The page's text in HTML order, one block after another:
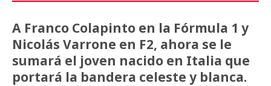
A Franco Colapinto en la Fórmula 1 y
Nicolás Varrone en F2, ahora se le
sumará el joven nacido en Italia que
portará la bandera celeste y blanca.